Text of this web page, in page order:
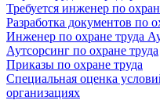
Требуется инженер по
Разработка документов по
Инженер по охране труда
Аутсорсинг по охране труда
Приказы по охране труда
Специальная оценка
организациях